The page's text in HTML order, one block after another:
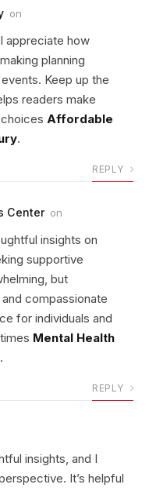
on
appreciate how
planning
Keep up the
readers make
Affordable
.
REPLY
Center on
insights on
supportive
but
compassionate
for individuals and
Mental Health
.
REPLY
insights, and I
It’s helpful